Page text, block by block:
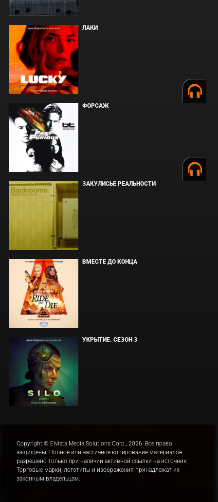
ЛАКИ
ФОРСАЖ
ЗАКУЛИСЬЕ РЕАЛЬНОСТИ
ВМЕСТЕ ДО КОНЦА
УКРЫТИЕ. СЕЗОН 3
Copyright © Elvista Media Solutions Corp., 2026. Все права
защищены. Полное или частичное копирование материалов
разрешено только при наличии активной ссылки на источник.
Торговые марки, логотипы и изображения принадлежат их
законным владельцам.